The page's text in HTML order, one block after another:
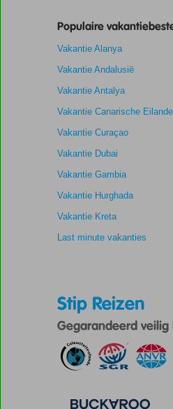
te
Totale score
Gebaseerd
op:
89
beoordelingen
8,6
Populaire
Vakantie Alanya
Vakantie Andalusië
Vakantie Antalya
Vakantie Canarische
Vakantie Curaçao
Vakantie Dubai
Vakantie Gambia
Vakantie Hurghada
Vakantie Kreta
Last minute vakanties
Stip Reizen
Gegarandeerd